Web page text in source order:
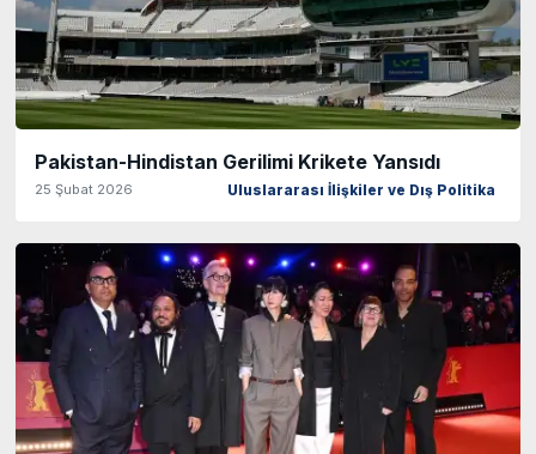
Pakistan-Hindistan Gerilimi Krikete Yansıdı
25 Şubat 2026 Uluslararası İlişkiler ve Dış Politika